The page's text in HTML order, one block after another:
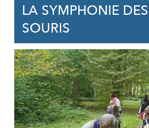
LA SYMPHONIE
SOURIS